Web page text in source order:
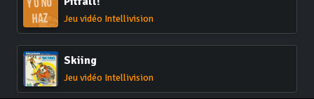
Jeu vidéo Intellivision
Skiing
Jeu vidéo Intellivision